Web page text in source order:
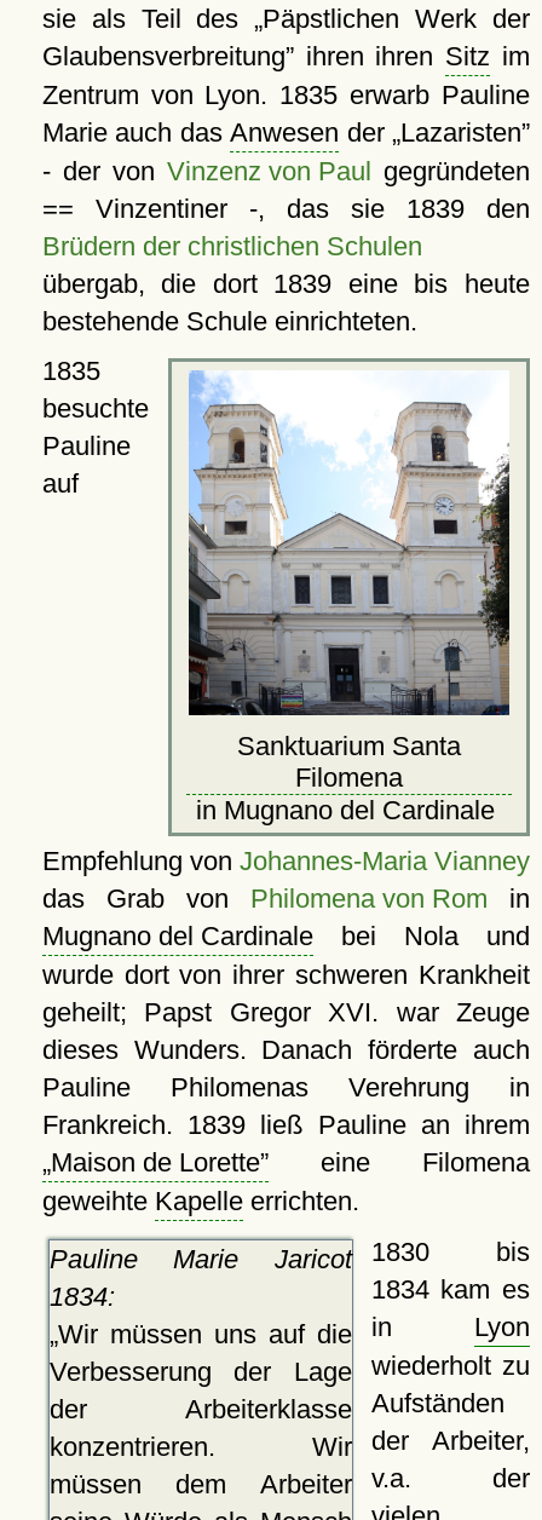
sie als Teil des Päpstlichen Werk der
Glaubensverbreitung ihren ihren Sitz im
Zentrum von Lyon. 1835 erwarb Pauline
Marie auch dasAnwesen der Lazaristen
- der von Vinzenz von Paul gegründeten
== Vinzentiner -, das sie 1839 den
Brüdern der christlichen Schulen
übergab, die dort 1839 eine bis heute
bestehende Schule einrichteten.
Sanktuarium Santa
Filomena
in Mugnano del Cardinale
1835
besuchte
Pauline
auf
Empfehlung von Johannes-Maria Vianney
das Grab von Philomena von Rom in
Mugnano del Cardinalebei Nola und
wurde dort von ihrer schweren Krankheit
geheilt; Papst Gregor XVI. war Zeuge
dieses Wunders. Danach förderte auch
Pauline Philomenas Verehrung in
Frankreich. 1839 ließ Pauline an ihrem
Maison de Lorette eine Filomena
geweihte Kapelleerrichten.
Pauline Marie Jaricot
1834:
Wir müssen uns auf die
Verbesserung der Lage
der Arbeiterklasse
konzentrieren. Wir
müssen dem Arbeiter
1830 bis
1834 kam es
in Lyon
wiederholt zu
Aufständen
der Arbeiter,
v.a. der